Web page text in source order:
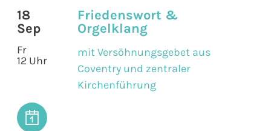
18
Sep
Fr
12 Uhr
Friedenswort &
Orgelklang
mit Versöhnungsgebet aus
Coventry und zentraler
Kirchenführung